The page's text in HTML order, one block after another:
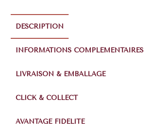
DESCRIPTION
INFORMATIONS COMPLÉMENTAIRES
LIVRAISON & EMBALLAGE
CLICK & COLLECT
AVANTAGE FIDÉLITÉ